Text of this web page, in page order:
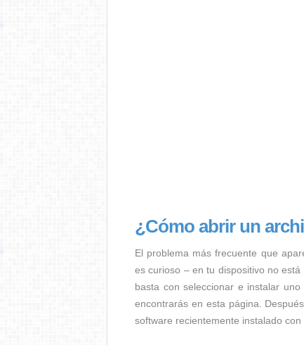
¿Cómo abrir un
El problema más frecuente que
es curioso – en tu dispositivo no
basta con seleccionar e instalar
encontrarás en esta página.
software recientemente instalado